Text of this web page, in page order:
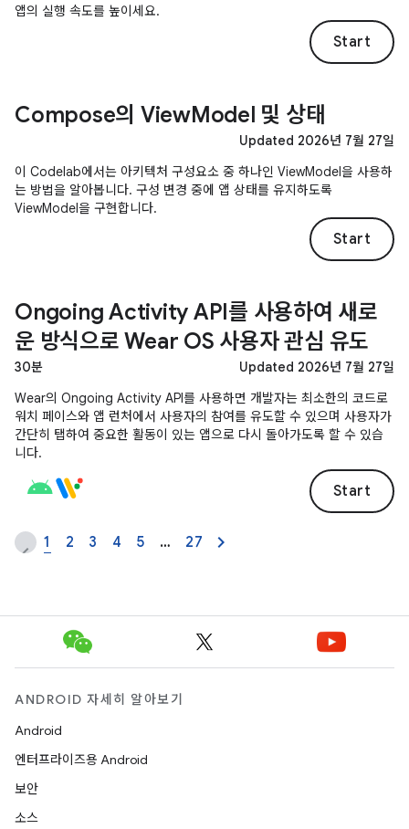
앱의 실행 속도를 높이세요.
Start
Compose의 ViewModel 및 상태
Updated 2026년 7월 27일
이 Codelab에서는 아키텍처 구성요소 중 하나인 ViewModel을 사용하
는 방법을 알아봅니다. 구성 변경 중에 앱 상태를 유지하도록
ViewModel을 구현합니다.
Start
Ongoing Activity API를 사용하여 새로
운 방식으로 Wear OS 사용자 관심 유도
30분
Updated 2026년 7월 27일
Wear의 Ongoing Activity API를 사용하면 개발자는 최소한의 코드로
워치 페이스와 앱 런처에서 사용자의 참여를 유도할 수 있으며 사용자가
간단히 탭하여 중요한 활동이 있는 앱으로 다시 돌아가도록 할 수 있습
니다.
Start
1 2 3 4 5 … 27
ANDROID 자세히 알아보기
Android
엔터프라이즈용 Android
보안
소스